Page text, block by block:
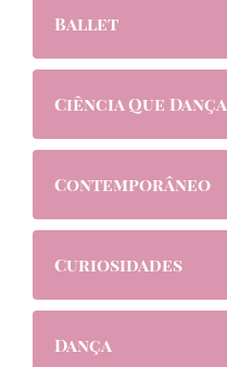
Ballet
Ciência Que Dança
Contemporâneo
Curiosidades
Dança